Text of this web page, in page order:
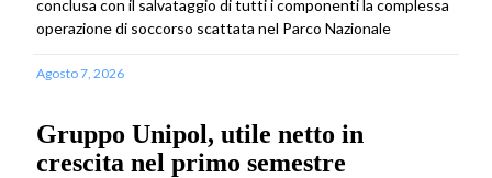
conclusa con il salvataggio di tutti i componenti la complessa
operazione di soccorso scattata nel Parco Nazionale
Agosto 7, 2026
Gruppo Unipol, utile netto in
crescita nel primo semestre